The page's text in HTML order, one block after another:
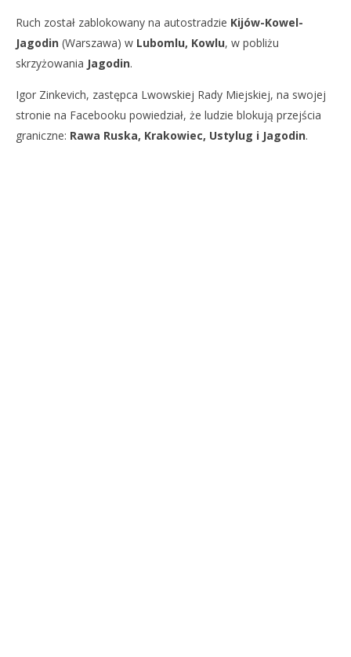
Ruch został zablokowany na autostradzie Kijów-Kowel-
Jagodin (Warszawa) w Lubomlu, Kowlu, w pobliżu
skrzyżowania Jagodin.
Igor Zinkevich, zastępca Lwowskiej Rady Miejskiej, na swojej
stronie na Facebooku powiedział, że ludzie blokują przejścia
graniczne: Rawa Ruska, Krakowiec, Ustylug i Jagodin.